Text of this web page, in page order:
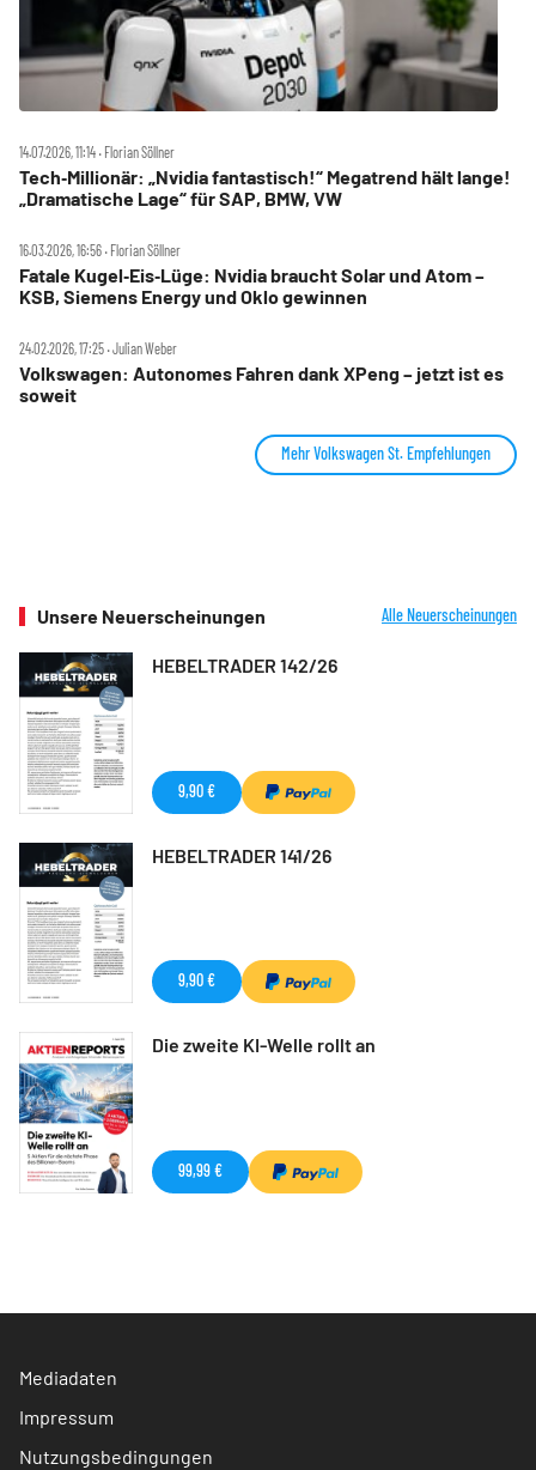
14.07.2026, 11:14 ‧ Florian Söllner
Tech‑Millionär: „Nvidia fantastisch!“ Megatrend hält lange!
„Dramatische Lage“ für SAP, BMW, VW
16.03.2026, 16:56 ‧ Florian Söllner
Fatale Kugel‑Eis‑Lüge: Nvidia braucht Solar und Atom –
KSB, Siemens Energy und Oklo gewinnen
24.02.2026, 17:25 ‧ Julian Weber
Volkswagen: Autonomes Fahren dank XPeng – jetzt ist es
soweit
Mehr Volkswagen St. Empfehlungen
Unsere Neuerscheinungen Alle Neuerscheinungen
HEBELTRADER 142/26
9,90 €
HEBELTRADER 141/26
9,90 €
Die zweite KI-Welle rollt an
99,99 €
Mediadaten
Impressum
Nutzungsbedingungen